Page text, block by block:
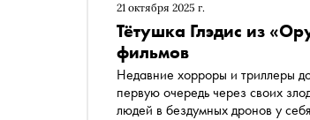
21 октября 2025 г.
Тётушка Глэдис из
фильмов
Недавние хорроры и триллеры
первую очередь через своих
людей в бездумных дронов у